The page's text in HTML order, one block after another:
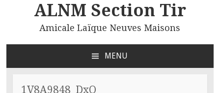
ALNM Section Tir
Amicale Laïque Neuves Maisons
MENU
CONTENU
1V8A9848_DxO